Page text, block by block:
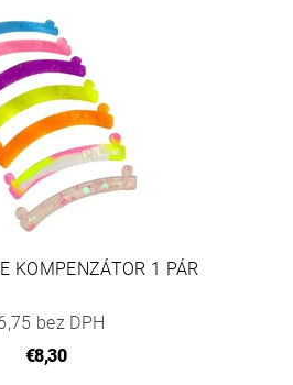
KOMPENZÁTOR 1 PÁR
bez DPH
€8,30